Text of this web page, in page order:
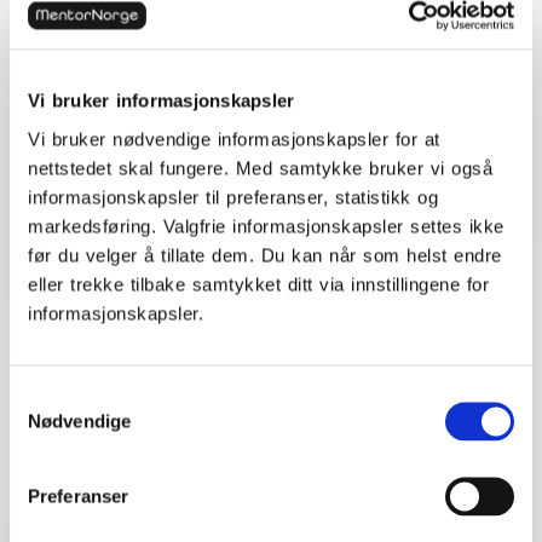
Vi bruker informasjonskapsler
Vi bruker nødvendige informasjonskapsler for at
nettstedet skal fungere. Med samtykke bruker vi også
informasjonskapsler til preferanser, statistikk og
markedsføring. Valgfrie informasjonskapsler settes ikke
før du velger å tillate dem. Du kan når som helst endre
eller trekke tilbake samtykket ditt via innstillingene for
informasjonskapsler.
Nødvendige
Preferanser
fritidsaktiviteter som skaper glede og god helse.
Siden elever tar med seg skolearbeidet hjem er det
mange som føler at de alltid er mentalt påkoblet